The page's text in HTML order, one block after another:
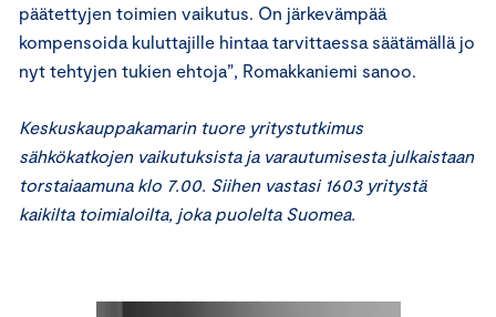
päätettyjen toimien vaikutus. On järkevämpää
kompensoida kuluttajille hintaa tarvittaessa säätämällä jo
nyt tehtyjen tukien ehtoja”, Romakkaniemi sanoo.
Keskuskauppakamarin tuore yritystutkimus
sähkökatkojen vaikutuksista ja varautumisesta julkaistaan
torstaiaamuna klo 7.00. Siihen vastasi 1603 yritystä
kaikilta toimialoilta, joka puolelta Suomea.